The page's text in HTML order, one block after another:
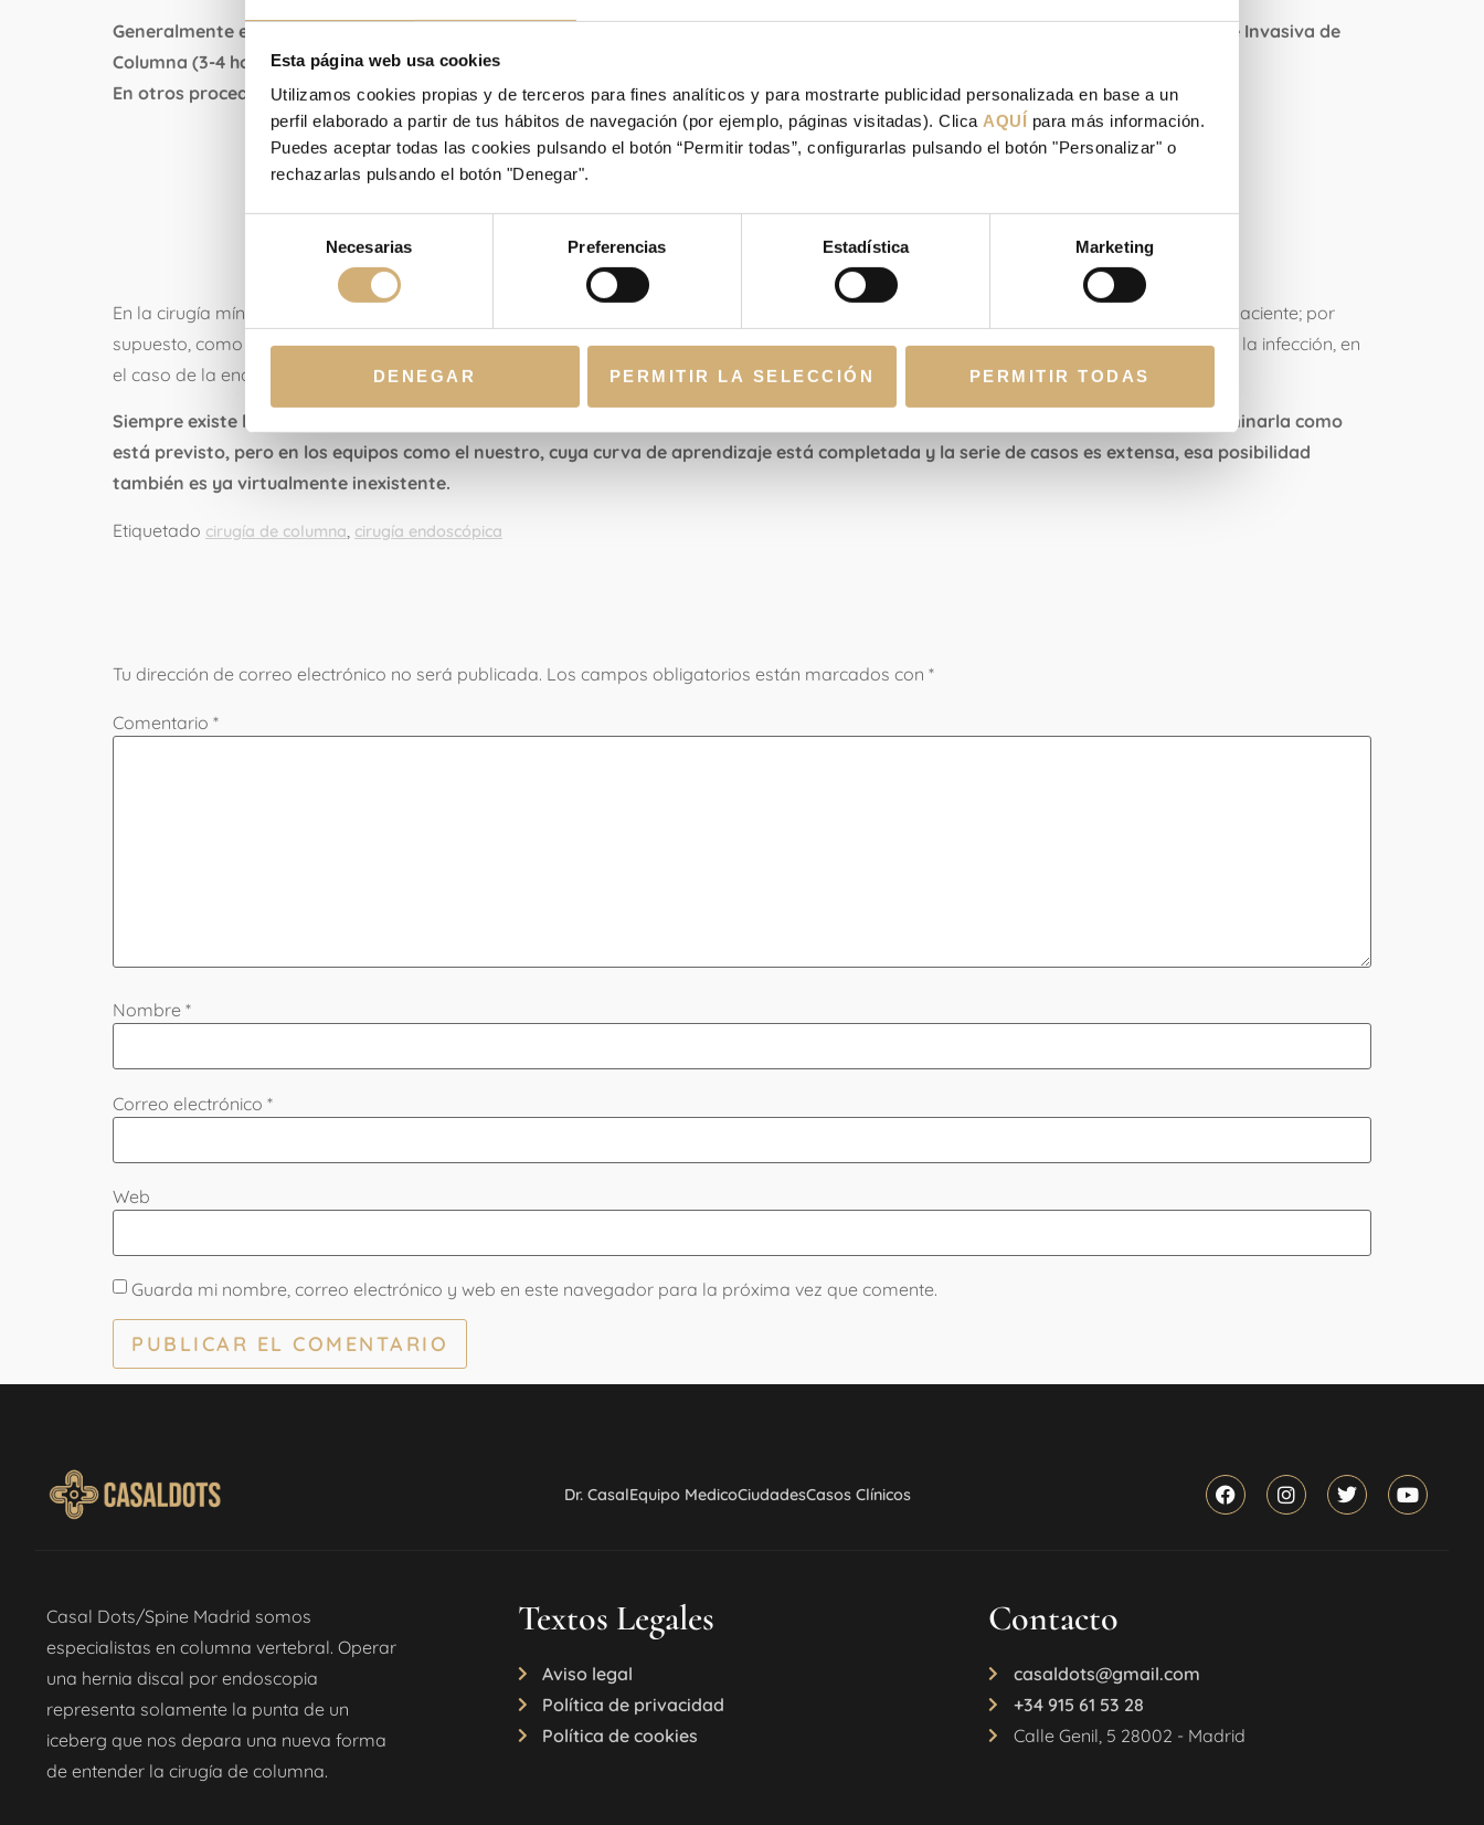
Esta página web usa cookies
Utilizamos cookies propias y de terceros para fines analíticos y para mostrarte publicidad personalizada en base a un
perfil elaborado a partir de tus hábitos de navegación (por ejemplo, páginas visitadas). Clica AQUÍ para más información.
Puedes aceptar todas las cookies pulsando el botón “Permitir todas”, configurarlas pulsando el botón "Personalizar" o
rechazarlas pulsando el botón "Denegar".
consentimiento
Necesarias Preferencias Estadística Marketing
DENEGAR PERMITIR LA SELECCIÓN PERMITIR TODAS
Generalmente el paciente podrá incorporarse y comenzar a moverse pocas horas después de someterse a una cirugía mínimamente Invasiva de
Columna (3-4 horas tras Endoscopia Transforaminal), y deambular con normalidad.
En otros procedimientos normalmente en las 24 horas siguientes a la intervención.
¿Qué complicaciones pueden presentar estas
técnicas de cirugía?
En la cirugía mínimamente Invasiva de Columna la ventaja más evidente es que las complicaciones suelen ser mínimas para la salud del paciente; por
supuesto, como en cualquier cirugía, existe la posibilidad de que se presente alguna, pero algunas de las más temidas, como por ejemplo la infección, en
el caso de la endoscopia, es virtualmente nula.
Siempre existe la posibilidad de tener que reconvertir una cirugía MIS a procedimiento abierto por dificultades que no permitan terminarla como
está previsto, pero en los equipos como el nuestro, cuya curva de aprendizaje está completada y la serie de casos es extensa, esa posibilidad
también es ya virtualmente inexistente.
Etiquetado cirugía de columna cirugía endoscópica
Tu dirección de correo electrónico no será publicada. Los campos obligatorios están marcados con *
Comentario *
Nombre *
Correo electrónico *
Web
Guarda mi nombre, correo electrónico y web en este navegador para la próxima vez que comente.
Dr. CasalEquipo MedicoCiudadesCasos Clínicos
Casal Dots/Spine Madrid somos
especialistas en columna vertebral. Operar
una hernia discal por endoscopia
representa solamente la punta de un
iceberg que nos depara una nueva forma
de entender la cirugía de columna.
Textos Legales
Aviso legal
Política de privacidad
Política de cookies
Contacto
casaldots@gmail.com
+34 915 61 53 28
Calle Genil, 5 28002 - Madrid